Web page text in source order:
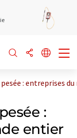
: entreprises
:
entier